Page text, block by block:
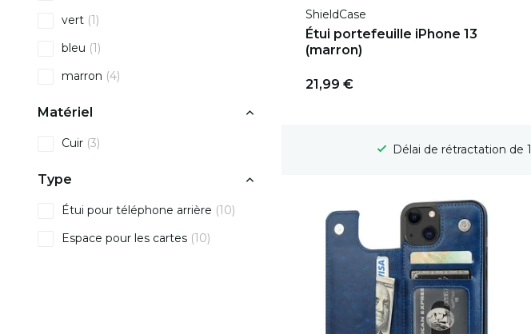
vert (1)
bleu (1)
marron (4)
Matériel
Cuir (3)
Type
Étui pour téléphone arrière (10)
Espace pour les cartes (10)
ShieldCase
Étui portefeuille iPhone 13
(marron)
21,99 €
Délai de rétractation de 100 jours Livraison gratuite